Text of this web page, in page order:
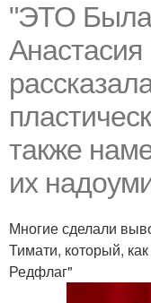
"ЭТО
также
их
Многие сделали
Тимати, который,
Редфлаг"